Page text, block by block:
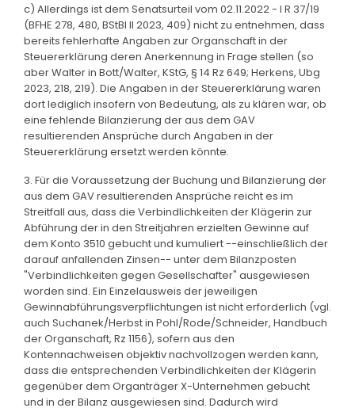
c) Allerdings ist dem Senatsurteil vom 02.11.2022 - I R 37/19
(BFHE 278, 480, BStBl II 2023, 409) nicht zu entnehmen, dass
bereits fehlerhafte Angaben zur Organschaft in der
Steuererklärung deren Anerkennung in Frage stellen (so
aber Walter in Bott/Walter, KStG, § 14 Rz 649; Herkens, Ubg
2023, 218, 219). Die Angaben in der Steuererklärung waren
dort lediglich insofern von Bedeutung, als zu klären war, ob
eine fehlende Bilanzierung der aus dem GAV
resultierenden Ansprüche durch Angaben in der
Steuererklärung ersetzt werden könnte.
3. Für die Voraussetzung der Buchung und Bilanzierung der
aus dem GAV resultierenden Ansprüche reicht es im
Streitfall aus, dass die Verbindlichkeiten der Klägerin zur
Abführung der in den Streitjahren erzielten Gewinne auf
dem Konto 3510 gebucht und kumuliert --einschließlich der
darauf anfallenden Zinsen-- unter dem Bilanzposten
"Verbindlichkeiten gegen Gesellschafter" ausgewiesen
worden sind. Ein Einzelausweis der jeweiligen
Gewinnabführungsverpflichtungen ist nicht erforderlich (vgl.
auch Suchanek/Herbst in Pohl/Rode/Schneider, Handbuch
der Organschaft, Rz 1156), sofern aus den
Kontennachweisen objektiv nachvollzogen werden kann,
dass die entsprechenden Verbindlichkeiten der Klägerin
gegenüber dem Organträger X-Unternehmen gebucht
und in der Bilanz ausgewiesen sind. Dadurch wird